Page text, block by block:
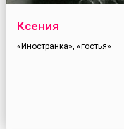
Ксения
«Иностранка», «гостья»